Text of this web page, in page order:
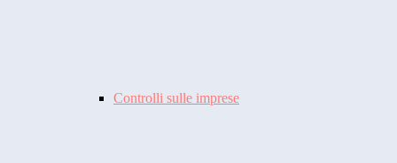
Controlli sulle imprese